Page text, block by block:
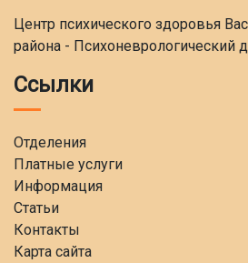
Центр психического здоровья
района - Психоневрологический
Ссылки
Отделения
Платные услуги
Информация
Статьи
Контакты
Карта сайта